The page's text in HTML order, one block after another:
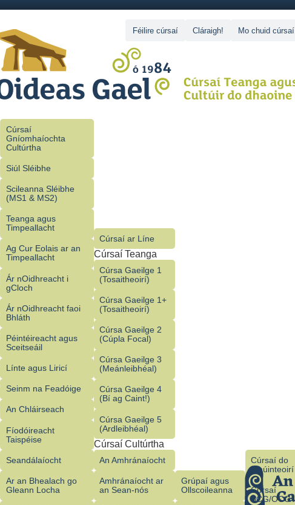
Cúrsaí
Gníomhaíochta
Cultúrtha
Siúl Sléibhe
Scileanna Sléibhe
(MS1 & MS2)
Teanga agus
Timpeallacht
Ag Cur Eolais ar an
Timpeallacht
Ár nOidhreacht i
gCloch
Ár nOidhreacht faoi
Bhláth
Péintéireacht agus
Sceitseáil
Línte agus Liricí
Seinm na Feadóige
An Chláirseach
Fíodóireacht
Taispéise
Seandálaíocht
Ar an Bhealach go
Gleann Locha
Cúrsaí ar Líne
Cúrsaí Teanga
Cúrsa Gaeilge 1
(Tosaitheoirí)
Cúrsa Gaeilge 1+
(Tosaitheoirí)
Cúrsa Gaeilge 2
(Cúpla Focal)
Cúrsa Gaeilge 3
(Meánleibhéal)
Cúrsa Gaeilge 4
(Bí ag Caint!)
Cúrsa Gaeilge 5
(Ardleibhéal)
Cúrsaí Cultúrtha
An Amhránaíocht
Amhránaíocht ar
an Sean‑nós
Grúpaí agus
Ollscoileanna
Cúrsaí do
Mhúinteoirí
Cúrsaí
SCG/OCG
Féilire cúrsaí Cláraigh! Mo chuid cúrsaí